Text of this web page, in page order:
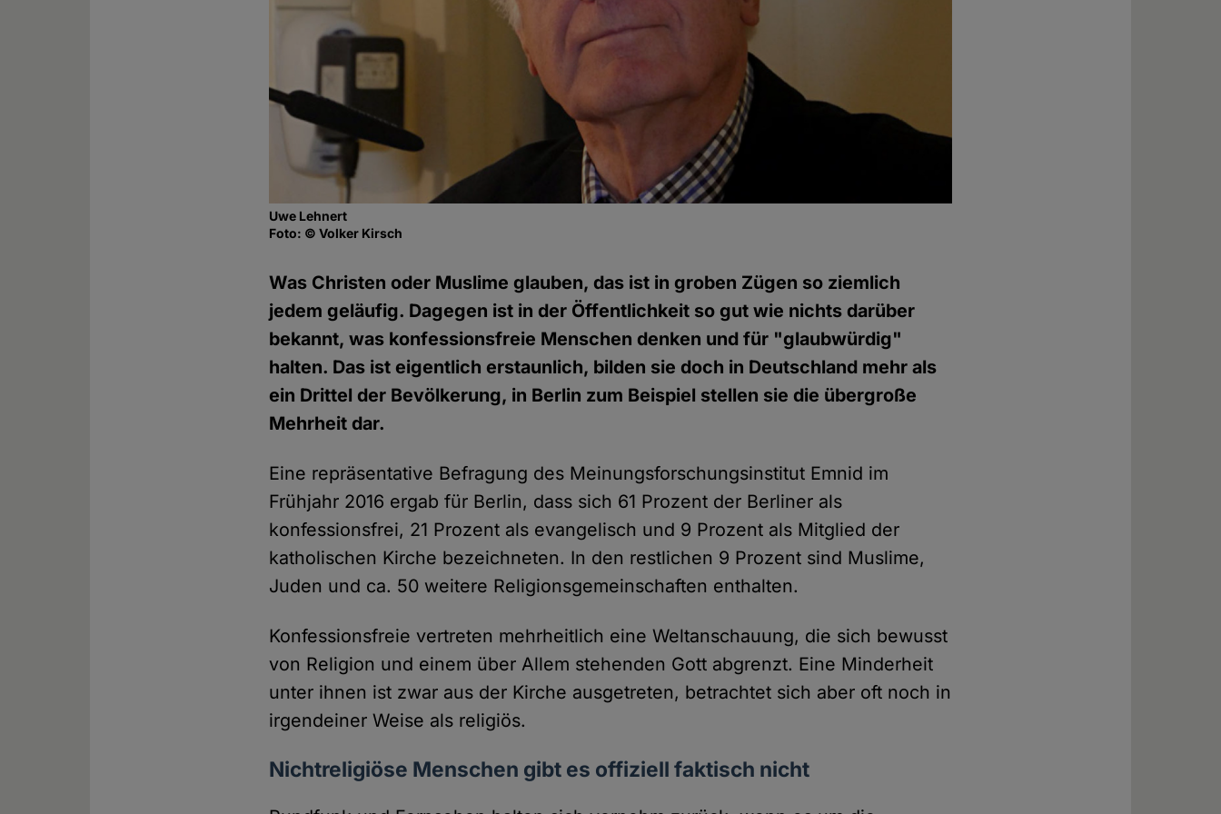
Uwe Lehnert
Foto: © Volker Kirsch
Was Christen oder Muslime glauben, das ist in groben Zügen so ziemlich
jedem geläufig. Dagegen ist in der Öffentlichkeit so gut wie nichts darüber
bekannt, was konfessionsfreie Menschen denken und für "glaubwürdig"
halten. Das ist eigentlich erstaunlich, bilden sie doch in Deutschland mehr als
ein Drittel der Bevölkerung, in Berlin zum Beispiel stellen sie die übergroße
Mehrheit dar.
Eine repräsentative Befragung des Meinungsforschungsinstitut Emnid im
Frühjahr 2016 ergab für Berlin, dass sich 61 Prozent der Berliner als
konfessionsfrei, 21 Prozent als evangelisch und 9 Prozent als Mitglied der
katholischen Kirche bezeichneten. In den restlichen 9 Prozent sind Muslime,
Juden und ca. 50 weitere Religionsgemeinschaften enthalten.
Konfessionsfreie vertreten mehrheitlich eine Weltanschauung, die sich bewusst
von Religion und einem über Allem stehenden Gott abgrenzt. Eine Minderheit
unter ihnen ist zwar aus der Kirche ausgetreten, betrachtet sich aber oft noch in
irgendeiner Weise als religiös.
Nichtreligiöse Menschen gibt es offiziell faktisch nicht